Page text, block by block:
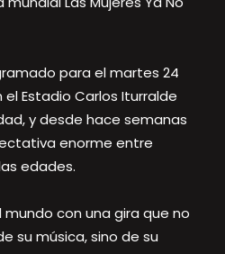
para el martes 24
Estadio Carlos Iturralde
y desde hace semanas
enorme entre
edades.
mundo con una gira que no
su música, sino de su